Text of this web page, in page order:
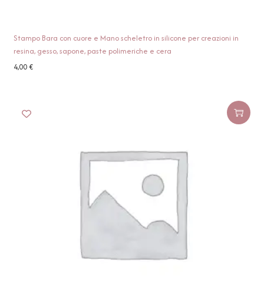
Stampo Bara con cuore e Mano scheletro in silicone per creazioni in
resina, gesso, sapone, paste polimeriche e cera
4,00€